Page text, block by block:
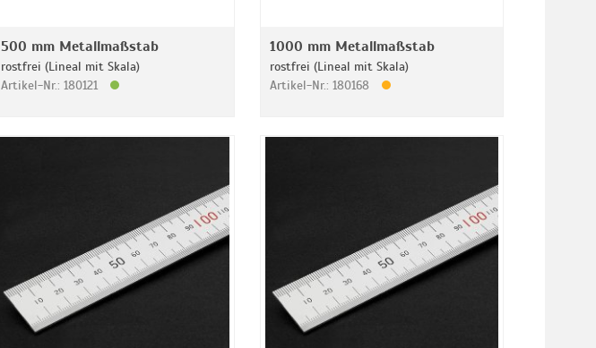
500 mm Metallmaßstab
rostfrei (Lineal mit Skala)
Artikel-Nr.: 180121
1000 mm Metallmaßstab
rostfrei (Lineal mit Skala)
Artikel-Nr.: 180168